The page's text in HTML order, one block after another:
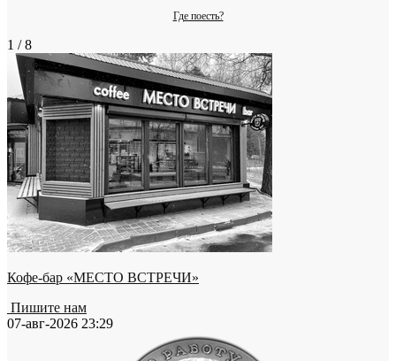
Где поесть?
1 / 8
Кофе-бар «МЕСТО ВСТРЕЧИ»
Пишите нам
07-авг-2026 23:29